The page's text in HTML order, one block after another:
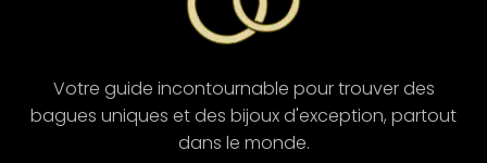
Votre guide incontournable pour trouver des
bagues uniques et des bijoux d'exception, partout
dans le monde.